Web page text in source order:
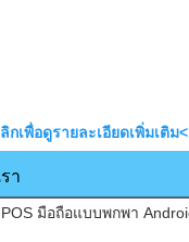
กเพื่อดูรายละเอียดเพิ่มเติม<
า